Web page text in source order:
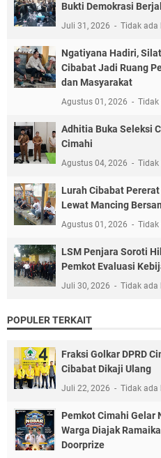
Bukti Demokrasi
Juli 31, 2026 Tidak ada
Ngatiyana Hadiri,
Cibabat Jadi Ruang
dan Masyarakat
Agustus 01, 2026 Tidak
Adhitia Buka Seleksi
Cimahi
Agustus 04, 2026 Tidak
Lurah Cibabat
Lewat Mancing
Agustus 01, 2026 Tidak
LSM Penjara Soroti
Pemkot Evaluasi
Juli 30, 2026 Tidak ada
POPULER TERKAIT
Fraksi Golkar DPRD
Cibabat Dikaji Ulang
Juli 22, 2026 Tidak ada
Pemkot Cimahi Gelar
Warga Diajak
Doorprize